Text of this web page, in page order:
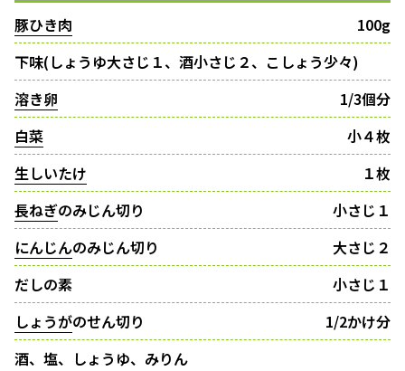
豚ひき肉
100g
下味(しょうゆ大さじ１、酒小さじ２、こしょう少々)
溶き卵
1/3個分
白菜
小４枚
生しいたけ
１枚
長ねぎのみじん切り
小さじ１
にんじんのみじん切り
大さじ２
だしの素
小さじ１
しょうがのせん切り
1/2かけ分
酒、塩、しょうゆ、みりん